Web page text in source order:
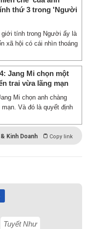
thứ 3 trong 'Người
tính trong Người ấy là
xã hội có cái nhìn thoáng
Jang Mi chọn một
trai vừa lãng mạn
Mi chọn anh chàng
Và đó là quyết định
Kinh Doanh Copy link
Tuyết Như